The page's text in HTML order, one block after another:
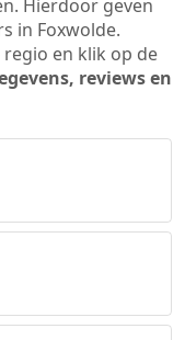
Hierdoor geven
in Foxwolde.
en klik op de
reviews en